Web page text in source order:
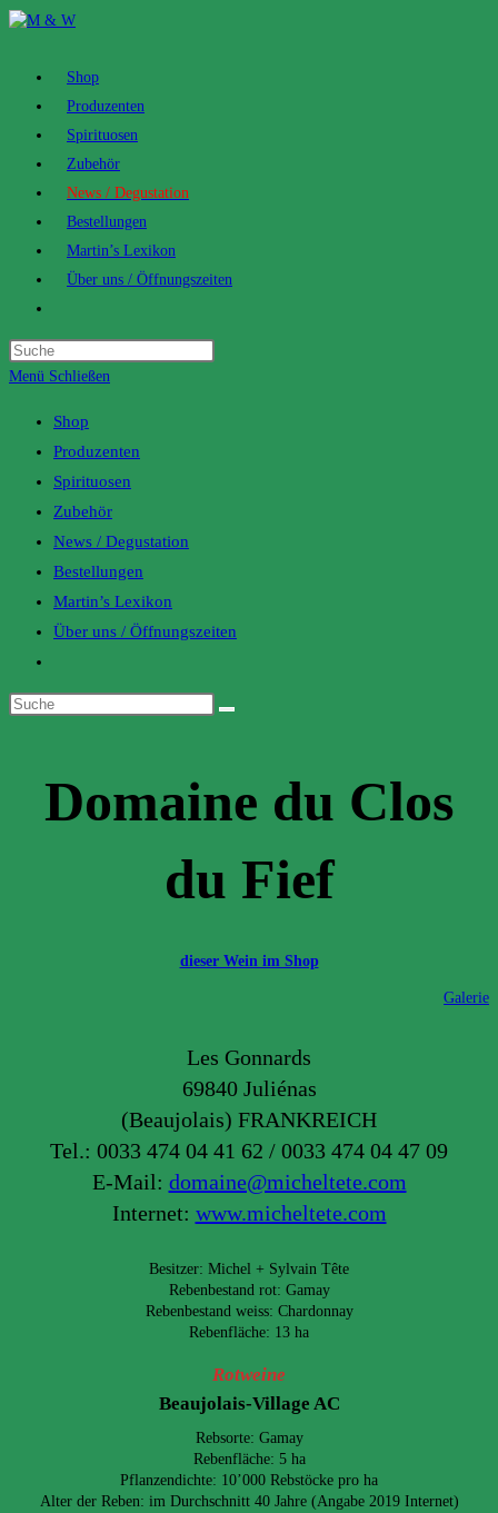
Zum
Shop
Produzenten
Spirituosen
Zubehör
News / Degustation
Bestellungen
Martin’s Lexikon
Über uns / Öffnungszeiten
website
search
Menü Schließen
Shop
Produzenten
Spirituosen
Zubehör
News / Degustation
Bestellungen
Martin’s Lexikon
Über uns / Öffnungszeiten
website
search
Domaine du Clos
du Fief
dieser Wein im Shop
Galerie
Les Gonnards
69840 Juliénas
(Beaujolais) FRANKREICH
Tel.: 0033 474 04 41 62 / 0033 474 04 47 09
E-Mail: domaine@micheltete.com
Internet: www.micheltete.com
Besitzer: Michel + Sylvain Tête
Rebenbestand rot: Gamay
Rebenbestand weiss: Chardonnay
Rebenfläche: 13 ha
Rotweine
Beaujolais-Village AC
Rebsorte: Gamay
Rebenfläche: 5 ha
Pflanzendichte: 10’000 Rebstöcke pro ha
Alter der Reben: im Durchschnitt 40 Jahre (Angabe 2019 Internet)